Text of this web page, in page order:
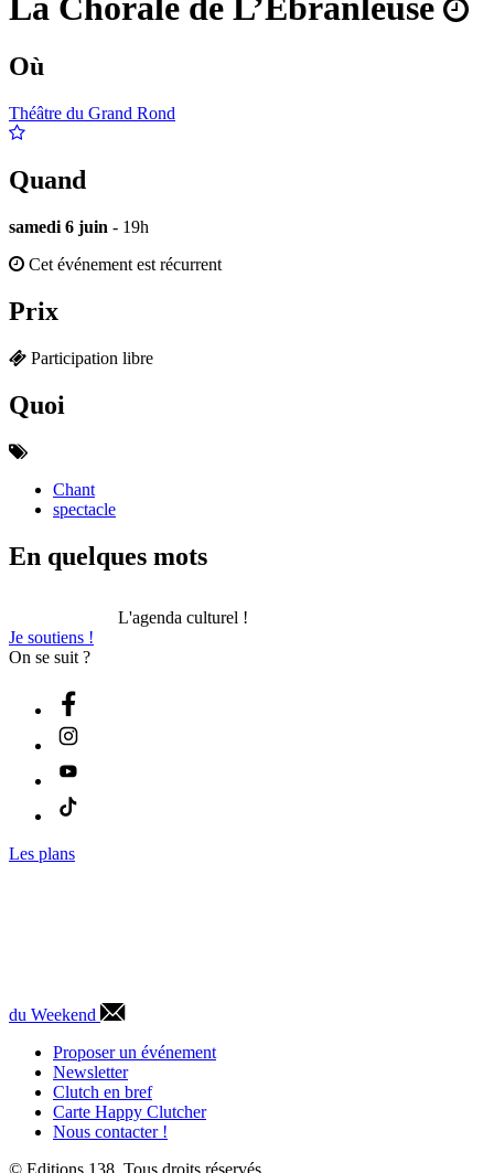
Où
Théâtre du Grand Rond
Quand
samedi 6 juin - 19h
Cet événement est récurrent
Prix
Participation libre
Quoi
Chant
spectacle
En quelques mots
L'agenda culturel !
Je soutiens !
On se suit ?
Les plans
du Weekend
Proposer un événement
Newsletter
Clutch en bref
Carte Happy Clutcher
Nous contacter !